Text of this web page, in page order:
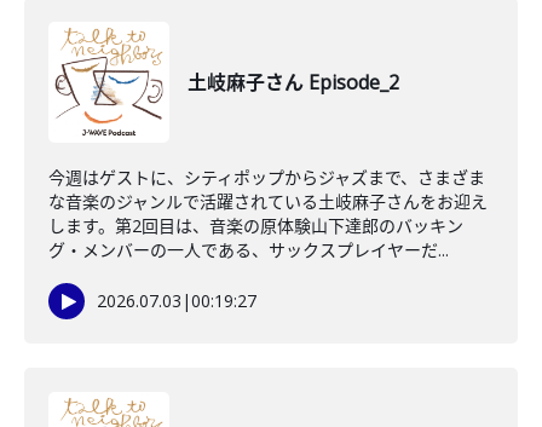
土岐麻子さん Episode_2
今週はゲストに、シティポップからジャズまで、さまざま
な音楽のジャンルで活躍されている土岐麻子さんをお迎え
します。第2回目は、音楽の原体験山下達郎のバッキン
グ・メンバーの一人である、サックスプレイヤーだ...
2026.07.03 |00:19:27